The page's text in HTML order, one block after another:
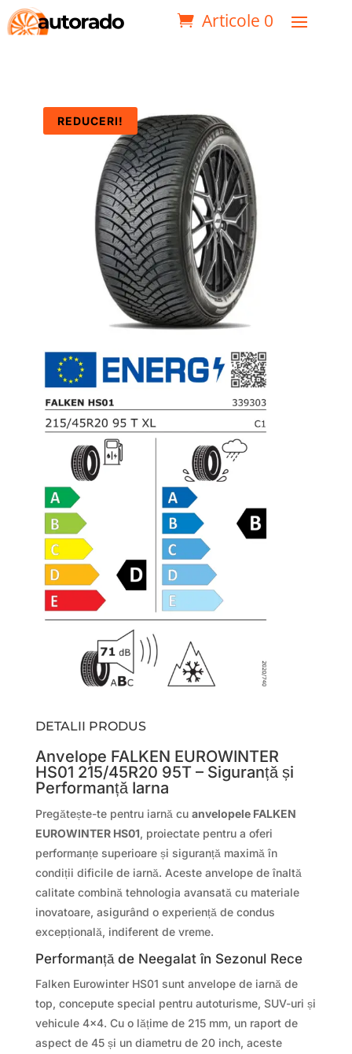
Articole 0
REDUCERI!
DETALII PRODUS
Anvelope FALKEN EUROWINTER
HS01 215/45R20 95T – Siguranță și
Performanță Iarna
Pregătește-te pentru iarnă cu anvelopele FALKEN
EUROWINTER HS01, proiectate pentru a oferi
performanțe superioare și siguranță maximă în
condiții dificile de iarnă. Aceste anvelope de înaltă
calitate combină tehnologia avansată cu materiale
inovatoare, asigurând o experiență de condus
excepțională, indiferent de vreme.
Performanță de Neegalat în Sezonul Rece
Falken Eurowinter HS01 sunt anvelope de iarnă de
top, concepute special pentru autoturisme, SUV-uri și
vehicule 4×4. Cu o lățime de 215 mm, un raport de
aspect de 45 și un diametru de 20 inch, aceste